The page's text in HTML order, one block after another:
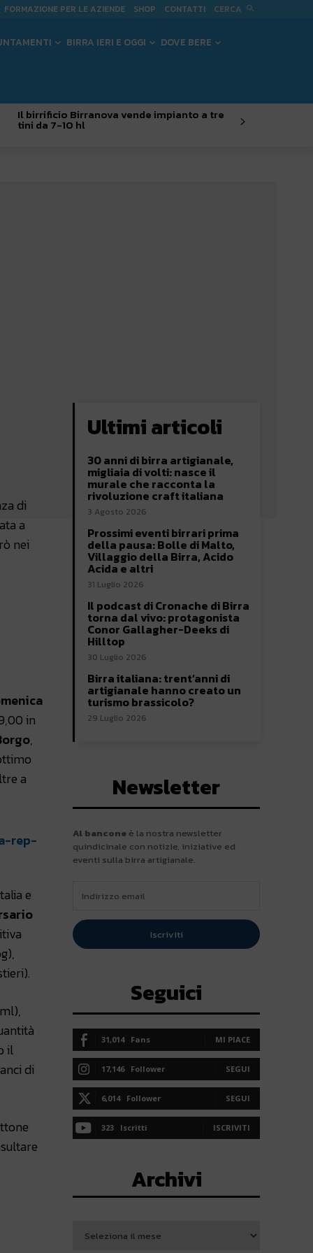
FORMAZIONE PER LE AZIENDE SHOP CONTATTI CERCA
BIRRA IERI E OGGI DOVE BERE
Il birrificio Birranova vende impianto a tre
tini da 7-10 hl
di
a
nei
in
,
a
e
il
di
Ultimi articoli
30 anni di birra artigianale,
migliaia di volti: nasce il
murale che racconta la
rivoluzione craft italiana
3 Agosto 2026
Prossimi eventi birrari prima
della pausa: Bolle di Malto,
Villaggio della Birra, Acido
Acida e altri
31 Luglio 2026
Il podcast di Cronache di Birra
torna dal vivo: protagonista
Conor Gallagher-Deeks di
Hilltop
30 Luglio 2026
Birra italiana: trent’anni di
artigianale hanno creato un
turismo brassicolo?
29 Luglio 2026
Newsletter
Al bancone è la nostra newsletter
quindicinale con notizie, iniziative ed
eventi sulla birra artigianale.
Iscriviti
Seguici
31,014 Fans MI PIACE
17,146 Follower SEGUI
6,014 Follower SEGUI
323 Iscritti ISCRIVITI
Archivi